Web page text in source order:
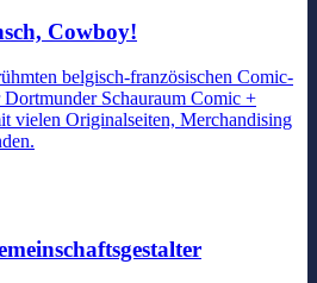
Cowboy!
belgisch-französischen Comic-
Schauraum Comic +
vielen Originalseiten, Merchandising